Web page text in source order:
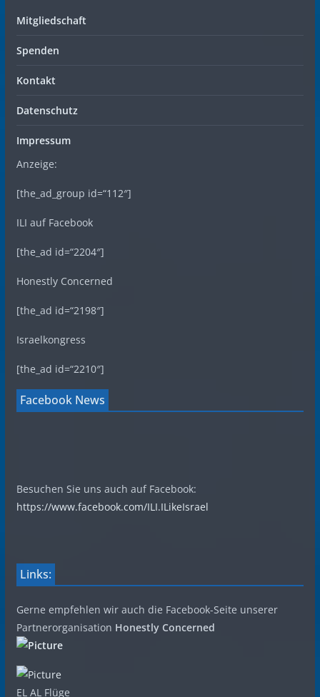
Mitgliedschaft
Spenden
Kontakt
Datenschutz
Impressum
Anzeige:
[the_ad_group id=“112″]
ILI auf Facebook
[the_ad id=“2204″]
Honestly Concerned
[the_ad id=“2198″]
Israelkongress
[the_ad id=“2210″]
Facebook News
Besuchen Sie uns auch auf Facebook:
https://www.facebook.com/ILI.ILikeIsrael
Links:
Gerne empfehlen wir auch die Facebook-Seite unserer
Partnerorganisation Honestly Concerned
EL AL Flüge